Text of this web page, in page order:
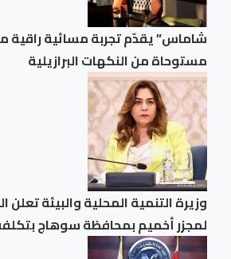
شاماس” يقدّم تجربة مسائية راقية
مستوحاة من النكهات البرازيلية
وزيرة التنمية المحلية والبيئة تعلن
لمجزر أخميم بمحافظة سوهاج بتكلفة 38 مليون